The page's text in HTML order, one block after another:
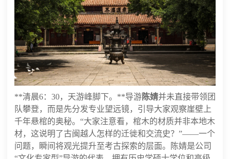
**清晨6：30，天游峰脚下。**导游陈婧并未直接带领团
队攀登，而是先分发专业望远镜，引导大家观察崖壁上
千年悬棺的奥秘。“大家注意看，棺木的材质并非本地木
材，这说明了古闽越人怎样的迁徙和交流史？”——一个
问题，瞬间将观光提升至考古探索的层面。陈婧是公司